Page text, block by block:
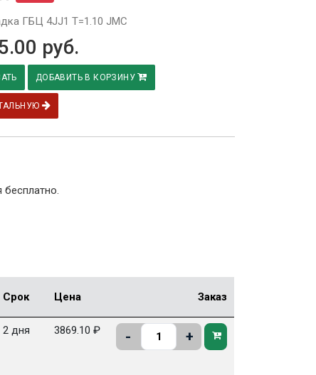
ГБЦ 4JJ1 T=1.10 JMC
руб.
ДОБАВИТЬ В КОРЗИНУ
Срок Цена Заказ
2 дня 3869.10 ₽ - +